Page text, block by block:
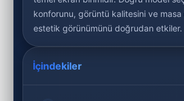
konforunu, görüntü kalitesini ve masa
estetik görünümünü doğrudan etkiler.
İçindekiler